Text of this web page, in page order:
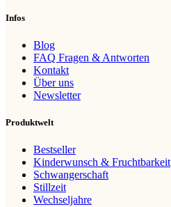
Infos
Blog
FAQ Fragen & Antworten
Kontakt
Über uns
Newsletter
Produktwelt
Bestseller
Kinderwunsch & Fruchtbarkeit
Schwangerschaft
Stillzeit
Wechseljahre